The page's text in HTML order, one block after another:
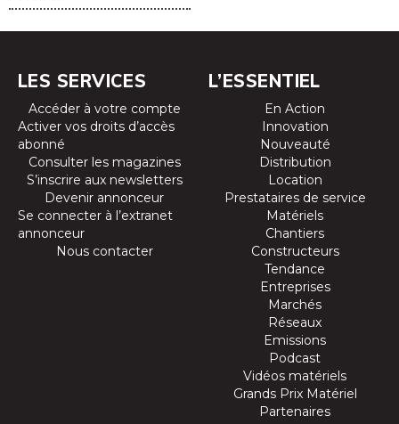
LES SERVICES
Accéder à votre compte
Activer vos droits d’accès
abonné
Consulter les magazines
S’inscrire aux newsletters
Devenir annonceur
Se connecter à l’extranet
annonceur
Nous contacter
L’ESSENTIEL
En Action
Innovation
Nouveauté
Distribution
Location
Prestataires de service
Matériels
Chantiers
Constructeurs
Tendance
Entreprises
Marchés
Réseaux
Emissions
Podcast
Vidéos matériels
Grands Prix Matériel
Partenaires